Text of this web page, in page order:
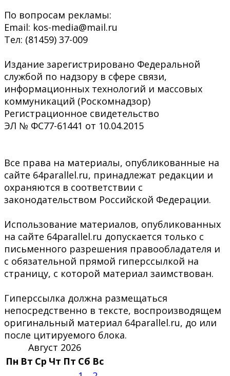
По вопросам рекламы:
Email: kos-media@mail.ru
Тел: (81459) 37-009
Издание зарегистрировано Федеральной
службой по надзору в сфере связи,
информационных технологий и массовых
коммуникаций (Роскомнадзор)
Регистрационное свидетельство
ЭЛ № ФС77-61441 от 10.04.2015
Все права на материалы, опубликованные на
сайте 64parallel.ru, принадлежат редакции и
охраняются в соответствии с
законодательством Российской Федерации.
Использование материалов, опубликованных
на сайте 64parallel.ru допускается только с
письменного разрешения правообладателя и
с обязательной прямой гиперссылкой на
страницу, с которой материал заимствован.
Гиперссылка должна размещаться
непосредственно в тексте, воспроизводящем
оригинальный материал 64parallel.ru, до или
после цитируемого блока.
Август 2026
Пн Вт Ср Чт Пт Сб Вс